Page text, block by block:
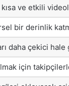
ve etkili
bir derinlik
daha çekici hale
için